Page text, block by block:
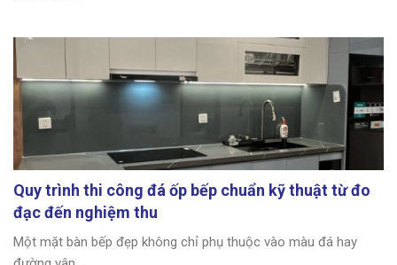
Quy trình thi công đá ốp bếp chuẩn kỹ thuật từ đo
đạc đến nghiệm thu
Một mặt bàn bếp đẹp không chỉ phụ thuộc vào màu đá hay